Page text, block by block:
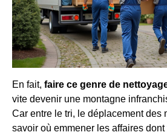
En fait, faire ce genre de
vite devenir une montagne
Car entre le tri, le déplacement des
savoir où emmener les affaires